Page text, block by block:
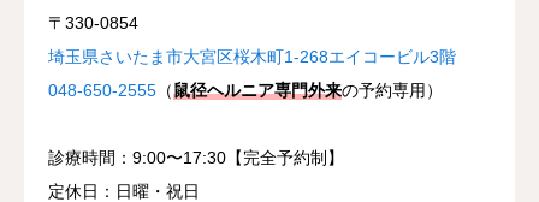
〒330-0854
埼玉県さいたま市大宮区桜木町1-268エイコービル3階
048-650-2555 （鼠径ヘルニア専門外来の予約専用）
診療時間：9:00〜17:30【完全予約制】
定休日：日曜・祝日